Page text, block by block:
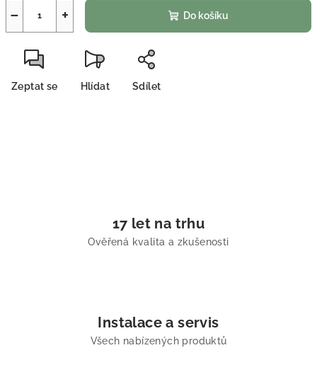
+
− Do košíku
Zeptat se Hlídat Sdílet
17 let na trhu
Ověřená kvalita a zkušenosti
Instalace a servis
Všech nabízených produktů